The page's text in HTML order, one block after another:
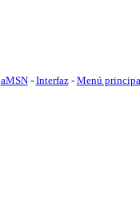
aMSN- Interfaz- Menú